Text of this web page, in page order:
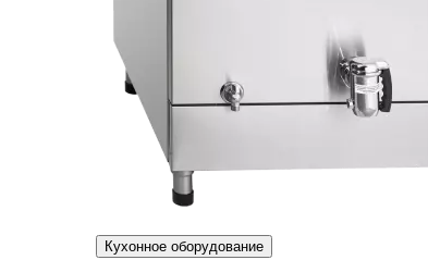
Кухонное оборудование